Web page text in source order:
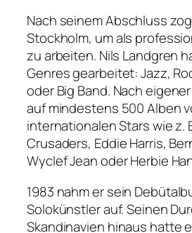
Nach seinem Abschluss
Stockholm, um als
zu arbeiten. Nils Landgren
Genres gearbeitet: Jazz,
oder Big Band. Nach
auf mindestens 500 Alben
internationalen Stars wie z.
Crusaders, Eddie Harris,
Wyclef Jean oder Herbie
1983 nahm er sein
Solokünstler auf. Seinen
Skandinavien hinaus hatte